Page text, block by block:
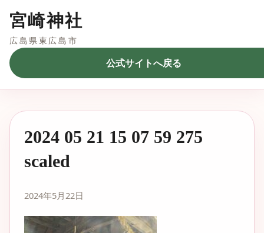
宮崎神社
広島県東広島市
公式サイトへ戻る
2024 05 21 15 07 59 275
scaled
2024年5月22日